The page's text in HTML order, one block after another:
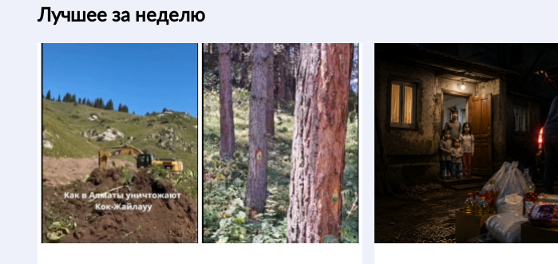
Лучшее за неделю